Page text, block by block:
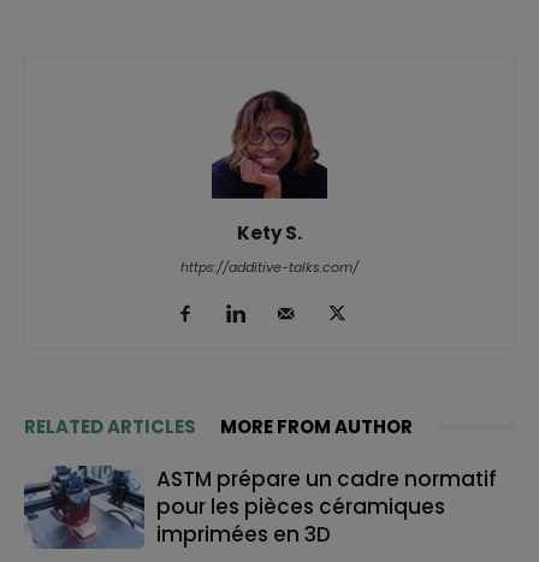
Kety S.
https://additive-talks.com/
RELATED ARTICLES MORE FROM AUTHOR
ASTM prépare un cadre normatif
pour les pièces céramiques
imprimées en 3D